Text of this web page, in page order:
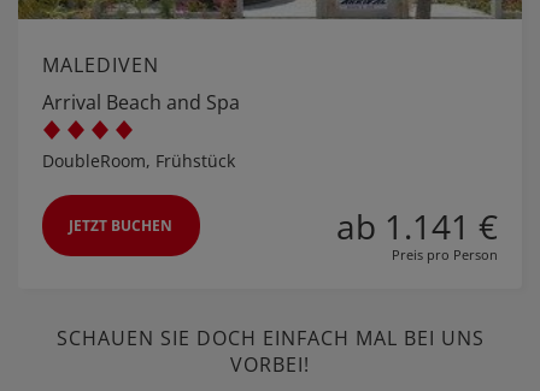
MALEDIVEN
Arrival Beach and Spa
DoubleRoom, Frühstück
JETZT BUCHEN ab 1.141 €
Preis pro Person
SCHAUEN SIE DOCH EINFACH MAL BEI UNS
VORBEI!